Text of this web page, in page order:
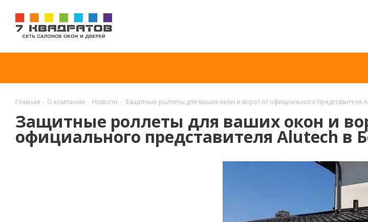
Главная - О компании - Новости - Защитные роллеты для ваших окон и ворот от официального представителя
Защитные роллеты для ваших окон и
официального представителя Alutech в